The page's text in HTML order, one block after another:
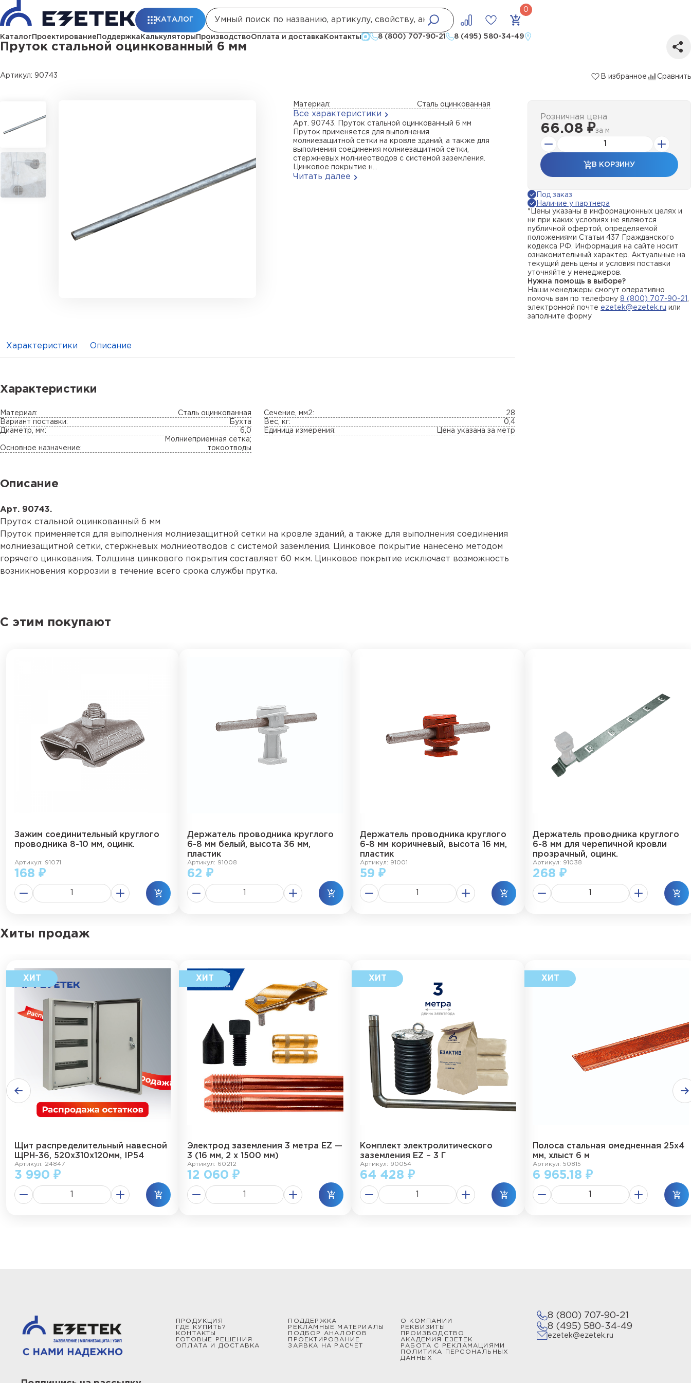
КАТАЛОГ
Каталог Проектирование Поддержка Калькуляторы ПроизводствоОплата и доставка Контакты 8 (800) 707-90-21 8 (495) 580-34-49
ГлавнаяКаталог Проводники заземления и молниезащиты Пруток Пруток стальной оцинкованный 6 мм
Пруток стальной оцинкованный 6 мм
Артикул: 90743 В избранное Сравнить
Материал: Сталь оцинкованная
Все характеристики
Арт. 90743. Пруток стальной оцинкованный 6 мм
Пруток применяется для выполнения
молниезащитной сетки на кровле зданий, а также для
выполнения соединения молниезащитной сетки,
стержневых молниеотводов с системой заземления.
Цинковое покрытие н...
Читать далее
Розничная цена
66.08 ₽за м
В КОРЗИНУ
Под заказ
Наличие у партнера
*Цены указаны в информационных целях и
ни при каких условиях не являются
публичной офертой, определяемой
положениями Статьи 437 Гражданского
кодекса РФ. Информация на сайте носит
ознакомительный характер. Актуальные на
текущий день цены и условия поставки
уточняйте у менеджеров.
Нужна помощь в выборе?
Наши менеджеры смогут оперативно
помочь вам по телефону 8 (800) 707-90-21
электронной почте ezetek@ezetek.ru или
заполните форму
Характеристики Описание
Характеристики
Материал:
Сталь оцинкованная
Вариант поставки:
Бухта
Диаметр, мм:
6,0
Основное назначение:
Молниеприемная сетка;
токоотводы
Сечение, мм2:
28
Вес, кг:
0,4
Единица измерения:
Цена указана за метр
Описание
Арт. 90743.
Пруток стальной оцинкованный 6 мм
Пруток применяется для выполнения молниезащитной сетки на кровле зданий, а также для выполнения соединения
молниезащитной сетки, стержневых молниеотводов с системой заземления. Цинковое покрытие нанесено методом
горячего цинкования. Толщина цинкового покрытия составляет 60 мкм. Цинковое покрытие исключает возможность
возникновения коррозии в течение всего срока службы прутка.
С этим покупают
Зажим соединительный круглого
проводника 8-10 мм, оцинк.
Артикул: 91071
168 ₽
Держатель проводника круглого
6-8 мм белый, высота 36 мм,
пластик
Артикул: 91008
62 ₽
Держатель проводника круглого
6-8 мм коричневый, высота 16 мм,
пластик
Артикул: 91001
59 ₽
Держатель проводника круглого
6-8 мм для черепичной кровли
прозрачный, оцинк.
Артикул: 91038
268 ₽
Хиты продаж
Щит распределительный навесной
ЩРН-36, 520х310х120мм, IP54
Артикул: 24847
3 990 ₽
Электрод заземления 3 метра EZ —
3 (16 мм, 2 х 1500 мм)
Артикул: 60212
12 060 ₽
Комплект электролитического
заземления EZ – 3 Г
Артикул: 90054
64 428 ₽
Полоса стальная омедненная 25х4
мм, хлыст 6 м
Артикул: 50815
6 965.18 ₽
ПРОДУКЦИЯ
ГДЕ КУПИТЬ?
КОНТАКТЫ
ГОТОВЫЕ РЕШЕНИЯ
ОПЛАТА И ДОСТАВКА
ПОДДЕРЖКА
РЕКЛАМНЫЕ МАТЕРИАЛЫ
ПОДБОР АНАЛОГОВ
ПРОЕКТИРОВАНИЕ
ЗАЯВКА НА РАСЧЕТ
О КОМПАНИИ
РЕКВИЗИТЫ
ПРОИЗВОДСТВО
АКАДЕМИЯ ЕЗЕТЕК
РАБОТА С РЕКЛАМАЦИЯМИ
ПОЛИТИКА ПЕРСОНАЛЬНЫХ
ДАННЫХ
8 (800) 707-90-21
8 (495) 580-34-49
ezetek@ezetek.ru